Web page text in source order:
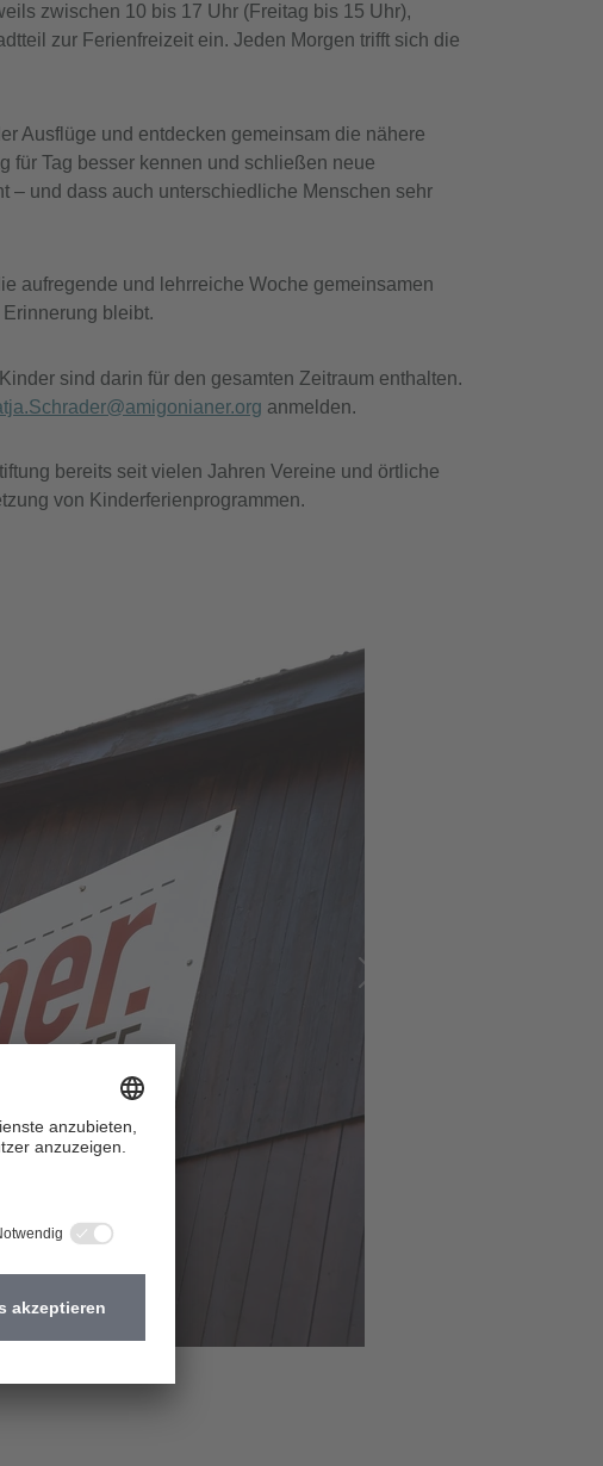
zwischen 10 bis 17 Uhr (Freitag bis 15 Uhr),
zur Ferienfreizeit ein. Jeden Morgen trifft sich die
Ausflüge und entdecken gemeinsam die nähere
für Tag besser kennen und schließen neue
– und dass auch unterschiedliche Menschen sehr
aufregende und lehrreiche Woche gemeinsamen
bleibt.
sind darin für den gesamten Zeitraum enthalten.
anmelden.
bereits seit vielen Jahren Vereine und örtliche
von Kinderferienprogrammen.